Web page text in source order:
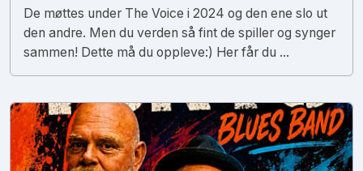
De møttes under The Voice i 2024 og den ene slo ut
den andre. Men du verden så fint de spiller og synger
sammen! Dette må du oppleve:) Her får du ...